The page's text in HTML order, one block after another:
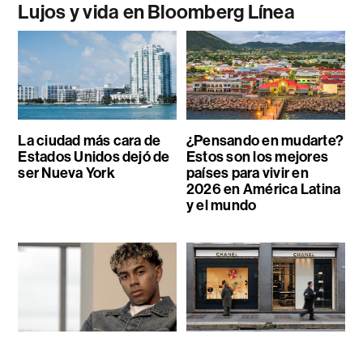
Lujos y vida en Bloomberg Línea
La ciudad más cara de
Estados Unidos dejó de
ser Nueva York
¿Pensando en mudarte?
Estos son los mejores
países para vivir en
2026 en América Latina
y el mundo